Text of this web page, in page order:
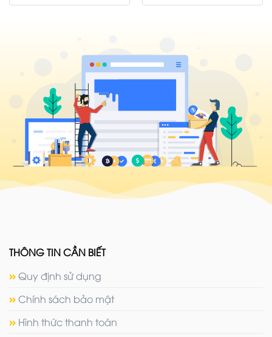
THÔNG TIN CẦN BIẾT
Quy định sử dụng
Chính sách bảo mật
Hình thức thanh toán